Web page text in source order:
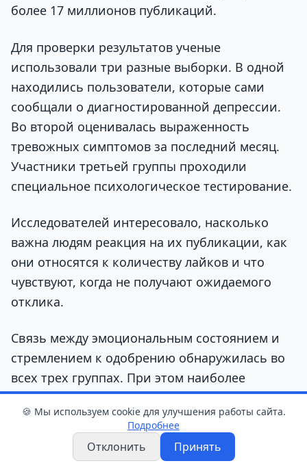
более 17 миллионов публикаций.
Для проверки результатов ученые
использовали три разные выборки. В одной
находились пользователи, которые сами
сообщали о диагностированной депрессии.
Во второй оценивалась выраженность
тревожных симптомов за последний месяц.
Участники третьей группы проходили
специальное психологическое тестирование.
Исследователей интересовало, насколько
важна людям реакция на их публикации, как
они относятся к количеству лайков и что
чувствуют, когда не получают ожидаемого
отклика.
Связь между эмоциональным состоянием и
стремлением к одобрению обнаружилась во
всех трех группах. При этом наиболее
заметной она оказалась именно в отношении
лайков, а не репостов.
У пользователей с депрессией или
🍪 Мы используем cookie для улучшения работы сайта.
Подробнее
Отклонить Принять